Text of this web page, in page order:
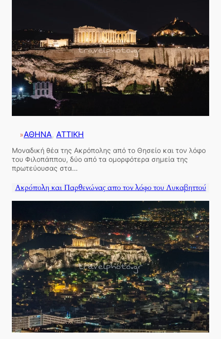
»ΑΘΗΝΑ, ΑΤΤΙΚΗ
Μοναδική θέα της Ακρόπολης από το Θησείο και τον λόφο
του Φιλοπάππου, δύο από τα ομορφότερα σημεία της
πρωτεύουσας στα…
Ακρόπολη και Παρθενώνας απο τον λόφο του Λυκαβηττού